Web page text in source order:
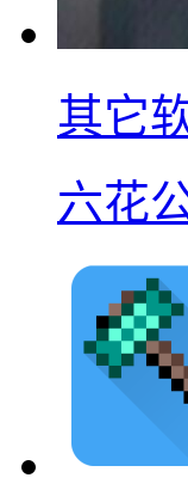
其它
六花